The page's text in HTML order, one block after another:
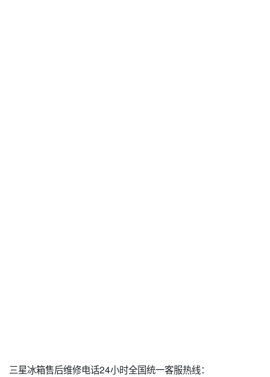
三星冰箱售后维修电话24小时全国统一客服热线：